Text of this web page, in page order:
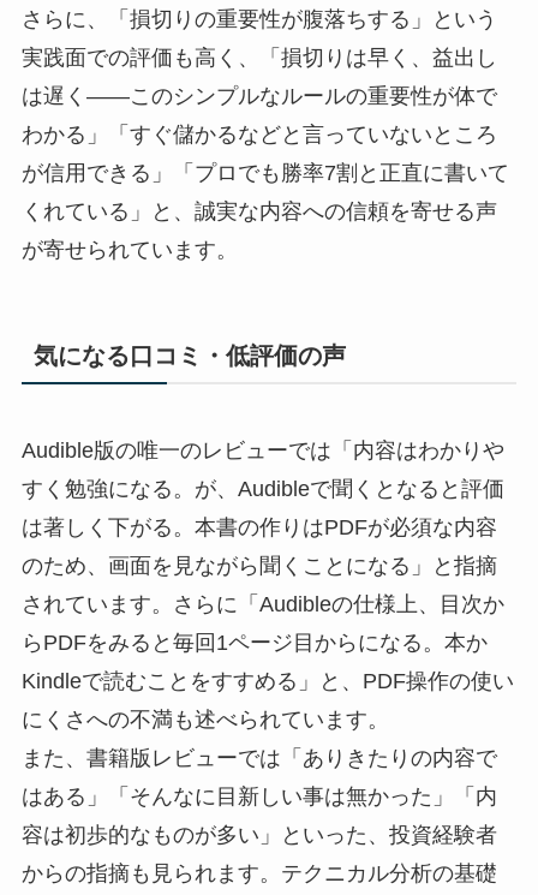
さらに、「損切りの重要性が腹落ちする」という
実践面での評価も高く、「損切りは早く、益出し
は遅く――このシンプルなルールの重要性が体で
わかる」「すぐ儲かるなどと言っていないところ
が信用できる」「プロでも勝率7割と正直に書いて
くれている」と、誠実な内容への信頼を寄せる声
が寄せられています。
気になる口コミ・低評価の声
Audible版の唯一のレビューでは「内容はわかりや
すく勉強になる。が、Audibleで聞くとなると評価
は著しく下がる。本書の作りはPDFが必須な内容
のため、画面を見ながら聞くことになる」と指摘
されています。さらに「Audibleの仕様上、目次か
らPDFをみると毎回1ページ目からになる。本か
Kindleで読むことをすすめる」と、PDF操作の使い
にくさへの不満も述べられています。
また、書籍版レビューでは「ありきたりの内容で
はある」「そんなに目新しい事は無かった」「内
容は初歩的なものが多い」といった、投資経験者
からの指摘も見られます。テクニカル分析の基礎